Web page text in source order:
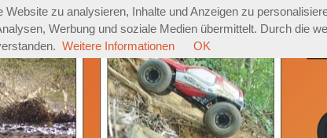
zu analysieren, Inhalte und Anzeigen zu
Werbung und soziale Medien übermittelt. Durch die
Weitere Informationen OK